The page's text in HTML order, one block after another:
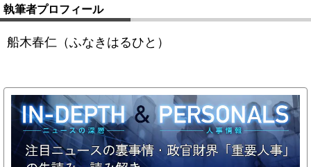
執筆者プロフィール
船木春仁（ふなきはるひと）